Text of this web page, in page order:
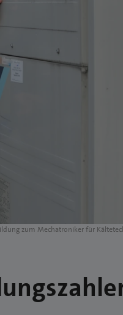
zum Mechatroniker für